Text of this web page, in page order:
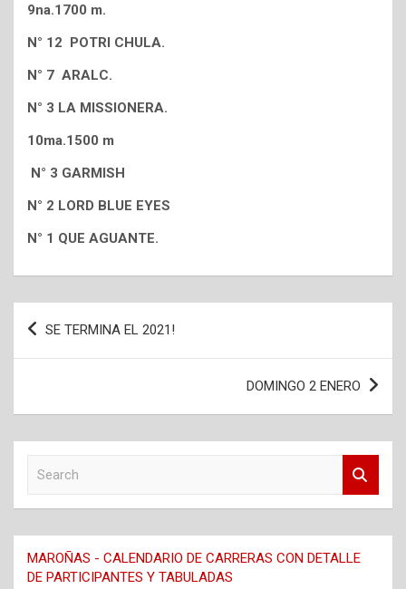
9na.1700 m.
N° 12 POTRI CHULA.
N° 7 ARALC.
N° 3 LA MISSIONERA.
10ma.1500 m
N° 3 GARMISH
N° 2 LORD BLUE EYES
N° 1 QUE AGUANTE.
Navegación
SE TERMINA EL 2021!
DOMINGO 2 ENERO
c
h
MAROÑAS - CALENDARIO DE CARRERAS CON DETALLE
DE PARTICIPANTES Y TABULADAS